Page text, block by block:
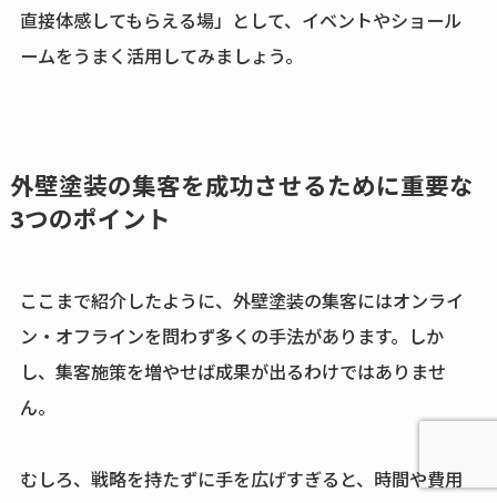
直接体感してもらえる場」として、イベントやショール
ームをうまく活用してみましょう。
外壁塗装の集客を成功させるために重要な
3つのポイント
ここまで紹介したように、外壁塗装の集客にはオンライ
ン・オフラインを問わず多くの手法があります。しか
し、集客施策を増やせば成果が出るわけではありませ
ん。
むしろ、戦略を持たずに手を広げすぎると、時間や費用